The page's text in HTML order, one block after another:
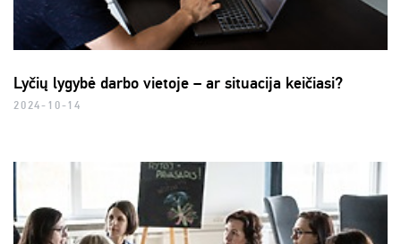
Lyčių lygybė darbo vietoje – ar situacija keičiasi?
2024-10-14